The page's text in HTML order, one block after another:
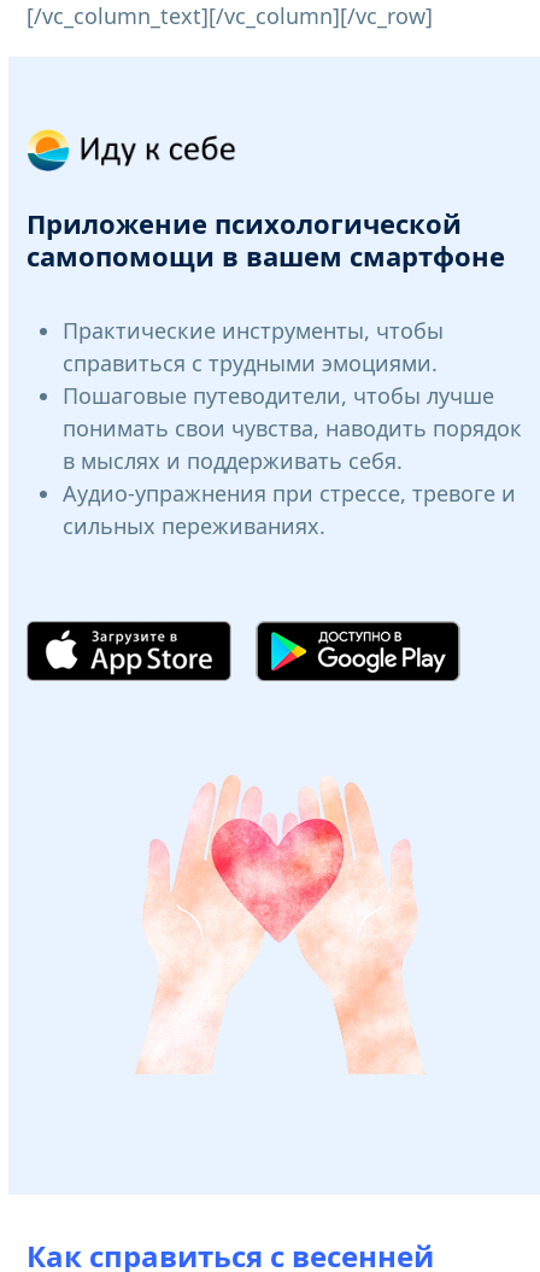
[/vc_column_text][/vc_column][/vc_row]
Приложение психологической
самопомощи в вашем смартфоне
Практические инструменты, чтобы
справиться с трудными эмоциями.
Пошаговые путеводители, чтобы лучше
понимать свои чувства, наводить порядок
в мыслях и поддерживать себя.
Аудио-упражнения при стрессе, тревоге и
сильных переживаниях.
Как справиться с весенней